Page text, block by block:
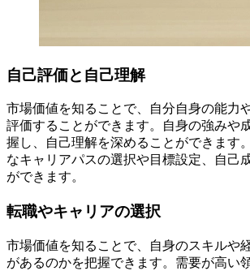
自己評価と自己理解
市場価値を知ることで、自分自身の能力
評価することができます。自身の強みや
握し、自己理解を深めることができます
なキャリアパスの選択や目標設定、自己
ができます。
転職やキャリアの選択
市場価値を知ることで、自身のスキルや
があるのかを把握できます。需要が高い